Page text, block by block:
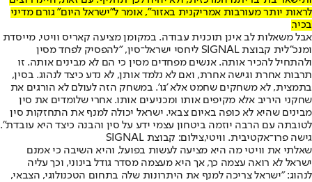
לראות יותר מעורבות אמריקנית באזור", אומר ל"ישראל היום" גורם מדיני
בכיר.
אבל משאלות לב אינן תוכנית עבודה. במקומן מציעה קאריס וויטי, מייסדת
ומנכ"לית קבוצת SIGNAL ליחסי ישראל־סין, "להפסיק לפחד מסין
ולהתחיל להכיר אותה. אנשים מפחדים מסין כי הם לא מבינים אותה. זו
תרבות אחרת וגישה אחרת, ואם לא נלמד אותן, לא נדע כיצד לנהוג. בסין,
בתמצית, לא משחקים שחמט אלא 'גו'. במשחק הזה לעולם לא הורגים את
שחקני היריב אלא מקיפים אותו ומכניעים אותו. אחרי שלומדים את סין
מבינים שהיא לא כופה באיום צבאי. ישראל יכולה למנף את התחזקות סין
לטובתה עם הרבה יוזמה ביטחון עצמי ידע על סין והבנה כיצד היא עובדת".
גישה פרו־אקטיבית. וויטי,צילום: קבוצת SIGNAL
שאלתי את וויטי מה היא מציעה לעשות בפועל, והיא השיבה כי אמנם
ישראל לא רואה עצמה כך, אך היא מעצמה מסדר גודל בינוני, וכך עליה
לנהוג: "ישראל צריכה למנף את היתרונות שלה בתחום הטכנולוגי, הצבאי,